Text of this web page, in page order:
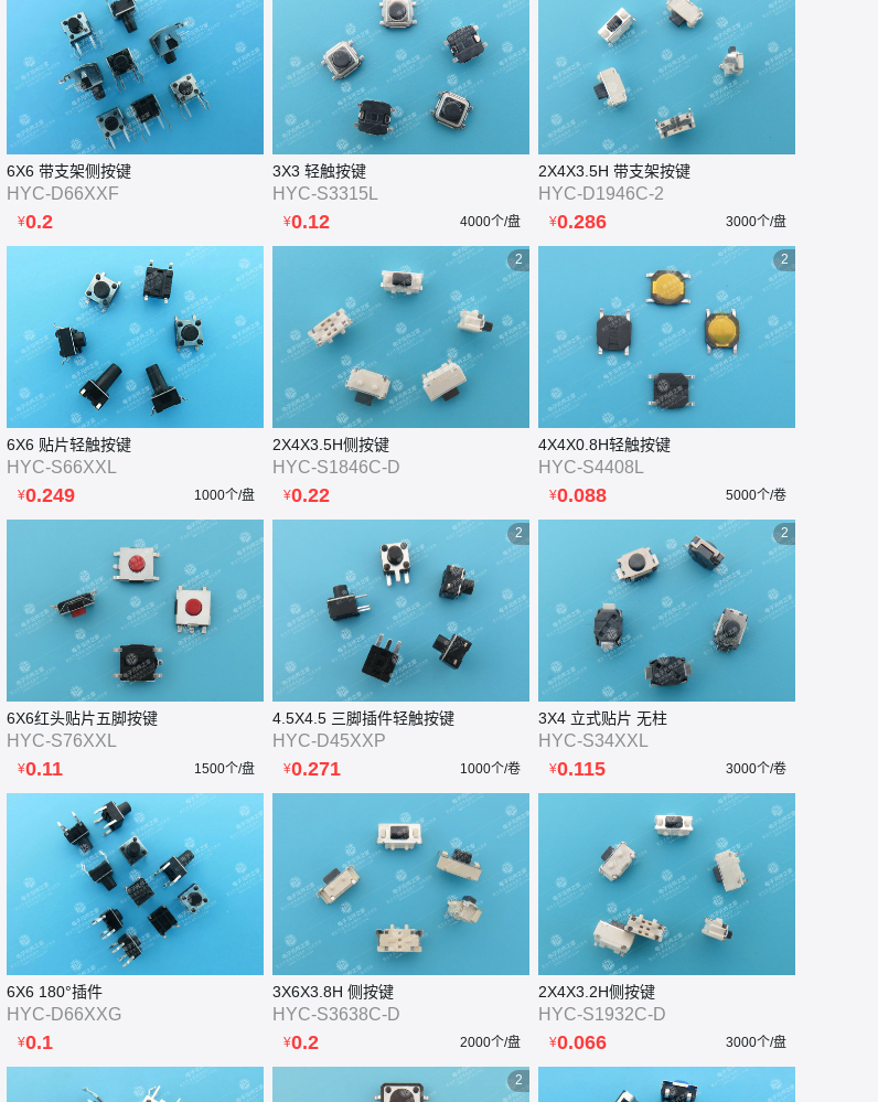
图片

6X6 带支架侧按键
HYC-D66XXF
¥0.2
3X3 轻触按键
HYC-S3315L
¥0.12 4000个/盘
2X4X3.5H 带支架按键
HYC-D1946C-2
¥0.286 3000个/盘
6X6 贴片轻触按键
HYC-S66XXL
¥0.249 1000个/盘
2
2X4X3.5H侧按键
HYC-S1846C-D
¥0.22
2
4X4X0.8H轻触按键
HYC-S4408L
¥0.088 5000个/卷
6X6红头贴片五脚按键
HYC-S76XXL
¥0.11 1500个/盘
2
4.5X4.5 三脚插件轻触按键
HYC-D45XXP
¥0.271 1000个/卷
2
3X4 立式贴片 无柱
HYC-S34XXL
¥0.115 3000个/卷
6X6 180°插件
HYC-D66XXG
¥0.1
3X6X3.8H 侧按键
HYC-S3638C-D
¥0.2 2000个/盘
2X4X3.2H侧按键
HYC-S1932C-D
¥0.066 3000个/盘
2